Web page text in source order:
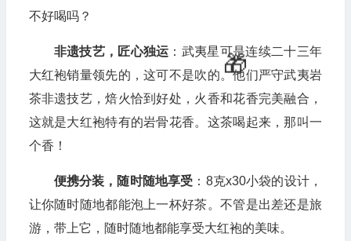
不好喝吗？
非遗技艺，匠心独运 ：武夷星可是连续二十三年
大红袍销量领先的，这可不是吹的。他们严守武夷岩
茶非遗技艺，焙火恰到好处，火香和花香完美融合，
这就是大红袍特有的岩骨花香。这茶喝起来，那叫一
个香！
便携分装，随时随地享受 ：8克x30小袋的设计，
让你随时随地都能泡上一杯好茶。不管是出差还是旅
游，带上它，随时随地都能享受大红袍的美味。